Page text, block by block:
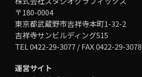
〒180-0004
東京都武蔵野市吉祥寺本町1-32-2
吉祥寺サンビルディング515
TEL 0422-29-3077 / FAX 0422-29-3078
運営サイト